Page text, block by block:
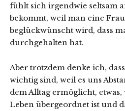
fühlt sich irgendwie seltsam
bekommt, weil man eine
beglückwünscht wird, dass
durchgehalten hat.
Aber trotzdem denke ich,
wichtig sind, weil es uns
dem Alltag ermöglicht,
Leben übergeordnet ist und